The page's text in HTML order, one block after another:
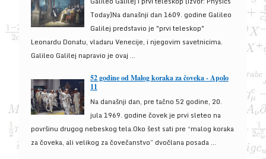
Today)Na današnji dan 1609. godine Galileo
Galilej predstavio je "prvi teleskop"
Leonardu Donatu, vladaru Venecije, i njegovim savetnicima.
Galileo Galilej napravio je ovaj ...
52 godine od Malog koraka za čoveka - Apolo
11
Na današnji dan, pre tačno 52 godine, 20.
jula 1969. godine čovek je prvi sleteo na
površinu drugog nebeskog tela.Oko šest sati pre “malog koraka
za čoveka, ali velikog za čovečanstvo” dvočlana posada ...